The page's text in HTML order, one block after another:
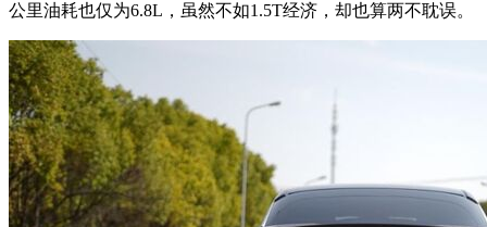
公里油耗也仅为6.8L，虽然不如1.5T经济，却也算两不耽误。